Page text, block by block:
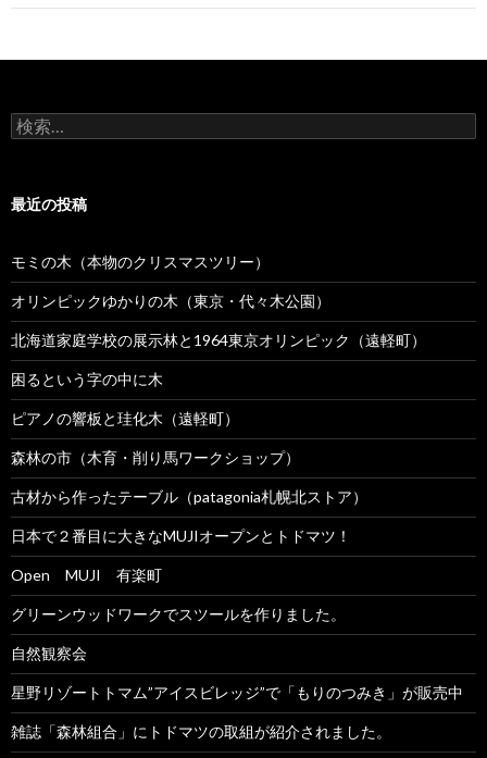
ゲ
シ
ン
検
索
最近の投稿
モミの木（本物のクリスマスツリー）
オリンピックゆかりの木（東京・代々木公園）
北海道家庭学校の展示林と1964東京オリンピック（遠軽町）
困るという字の中に木
ピアノの響板と珪化木（遠軽町）
森林の市（木育・削り馬ワークショップ）
古材から作ったテーブル（patagonia札幌北ストア）
日本で２番目に大きなMUJIオープンとトドマツ！
Open MUJI 有楽町
グリーンウッドワークでスツールを作りました。
自然観察会
星野リゾートトマム”アイスビレッジ”で「もりのつみき」が販売中
雑誌「森林組合」にトドマツの取組が紹介されました。